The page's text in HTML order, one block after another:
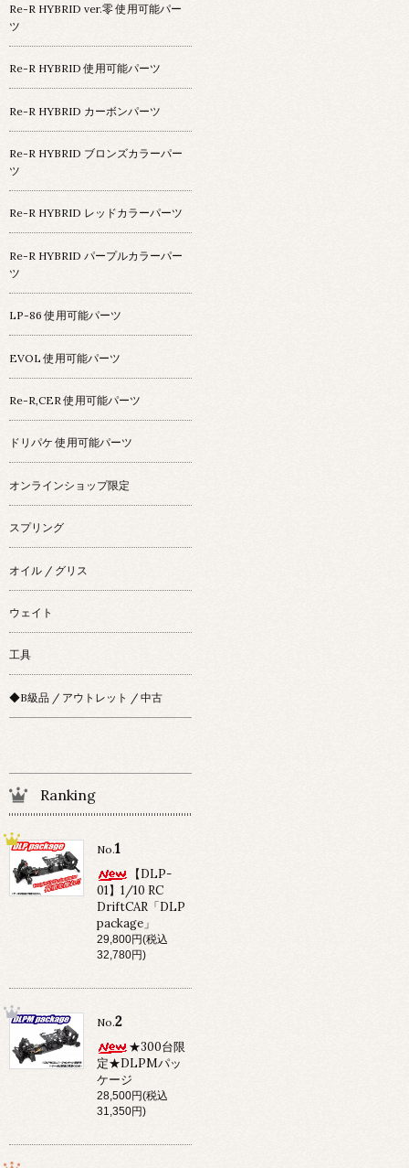
Re-R HYBRID ver.零 使用可能パー
ツ
Re-R HYBRID 使用可能パーツ
Re-R HYBRID カーボンパーツ
Re-R HYBRID ブロンズカラーパー
ツ
Re-R HYBRID レッドカラーパーツ
Re-R HYBRID パープルカラーパー
ツ
LP-86 使用可能パーツ
EVOL 使用可能パーツ
Re-R,CER 使用可能パーツ
ドリパケ 使用可能パーツ
オンラインショップ限定
スプリング
オイル / グリス
ウェイト
工具
◆B級品 / アウトレット / 中古
Ranking
No.1
【DLP-
01】1/10 RC
DriftCAR「DLP
package」
29,800円(税込
32,780円)
No.2
★300台限
定★DLPMパッ
ケージ
28,500円(税込
31,350円)